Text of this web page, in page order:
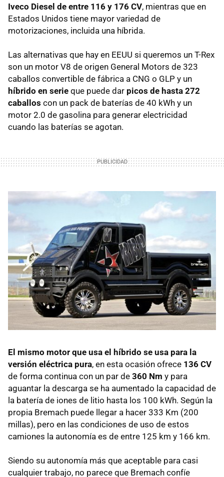
Iveco Diesel de entre 116 y 176 CV, mientras que en
Estados Unidos tiene mayor variedad de
motorizaciones, incluida una híbrida.
Las alternativas que hay en EEUU si queremos un T-Rex
son un motor V8 de origen General Motors de 323
caballos convertible de fábrica a CNG o GLP y un
híbrido en serie que puede dar picos de hasta 272
caballos con un pack de baterías de 40 kWh y un
motor 2.0 de gasolina para generar electricidad
cuando las baterías se agotan.
El mismo motor que usa el híbrido se usa para la
versión eléctrica pura, en esta ocasión ofrece 136 CV
de forma continua con un par de 360 Nm y para
aguantar la descarga se ha aumentado la capacidad de
la batería de iones de litio hasta los 100 kWh. Según la
propia Bremach puede llegar a hacer 333 Km (200
millas), pero en las condiciones de uso de estos
camiones la autonomía es de entre 125 km y 166 km.
Siendo su autonomía más que aceptable para casi
cualquier trabajo, no parece que Bremach confíe